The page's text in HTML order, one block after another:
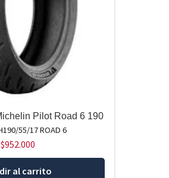
Pilot Road 6 190
55/17 ROAD 6
$952.000
al carrito